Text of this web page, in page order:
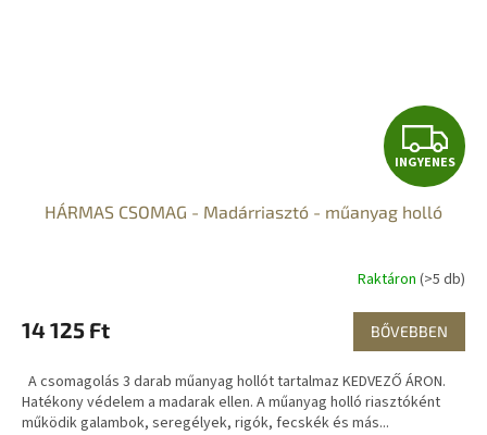
I
N
Y
E
N
INGYENES
HÁRMAS CSOMAG - Madárriasztó - műanyag holló
Raktáron (>5 db)
14 125 Ft BŐVEBBEN
A csomagolás 3 darab műanyag hollót tartalmaz KEDVEZŐ ÁRON.
Hatékony védelem a madarak ellen. A műanyag holló riasztóként
működik galambok, seregélyek, rigók, fecskék és más...